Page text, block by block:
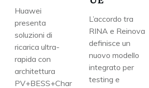
Huawei
presenta
soluzioni di
ricarica ultra-
rapida con
architettura
PV+BESS+Char
L’accordo tra
RINA e Reinova
definisce un
nuovo modello
integrato per
testing e